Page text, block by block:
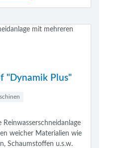
"Dynamik Plus"
Reinwasserschneidanlage
weicher Materialien wie
Schaumstoffen u.s.w.